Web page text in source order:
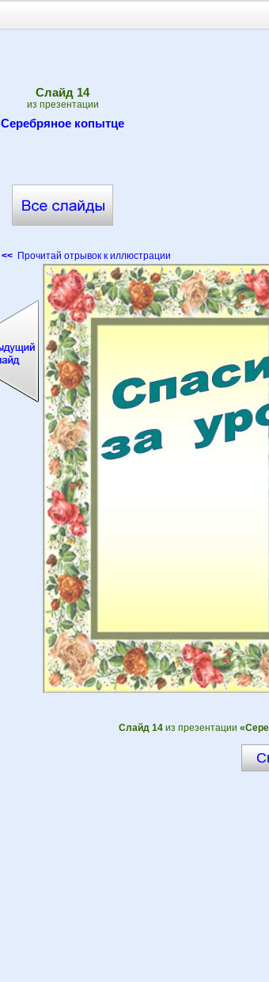
Cлайд 14
из презентации
Серебряное копытце
<< Прочитай отрывок к иллюстрации
Слайд 14 из презентации